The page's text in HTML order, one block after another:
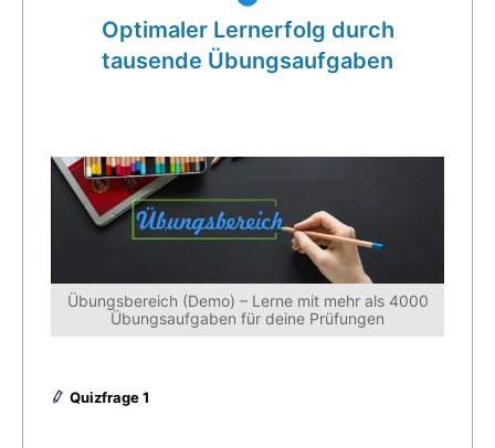
Optimaler Lernerfolg durch
tausende Übungsaufgaben
Übungsbereich (Demo) – Lerne mit mehr als 4000
Übungsaufgaben für deine Prüfungen
Quizfrage 1